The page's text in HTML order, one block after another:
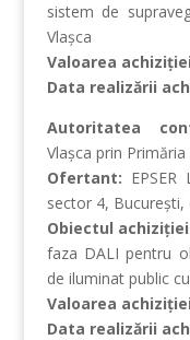
sistem de
Vlaşca
Valoarea
Data realizării
Autoritatea
Vlaşca prin
Ofertant:
sector 4,
Obiectul
faza DALI pentru
de iluminat public
Valoarea
Data realizării